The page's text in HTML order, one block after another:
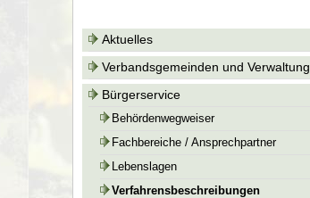
Aktuelles
Verbandsgemeinden und Verwaltung
Bürgerservice
Behördenwegweiser
Fachbereiche / Ansprechpartner
Lebenslagen
Verfahrensbeschreibungen